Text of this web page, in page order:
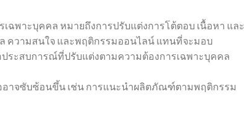
พาะบุคคล หมายถึงการปรับแต่งการโต้ตอบ เนื้อหา และ
ความสนใจ และพฤติกรรมออนไลน์ แทนที่จะมอบ
ระสบการณ์ที่ปรับแต่งตามความต้องการเฉพาะบุคคล
อาจซับซ้อนขึ้น เช่น การแนะนำผลิตภัณฑ์ตามพฤติกรรม